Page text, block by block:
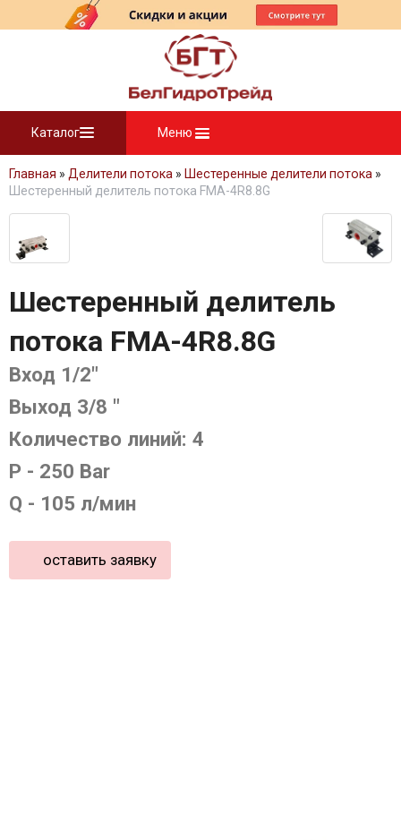
Каталог Меню
Главная » Делители потока » Шестеренные делители потока »
Шестеренный делитель потока FMA-4R8.8G
Шестеренный делитель
потока FMA-4R8.8G
Вход 1/2"
Выход 3/8 "
Количество линий: 4
P - 250 Bar
Q - 105 л/мин
оставить заявку